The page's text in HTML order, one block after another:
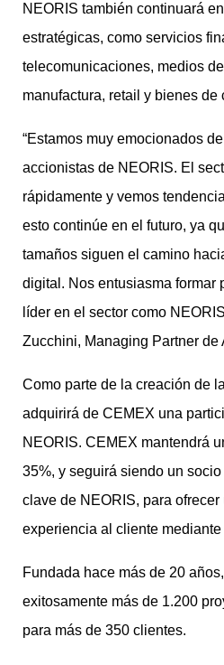
NEORIS también continuará
estratégicas, como servicios
telecomunicaciones, medios
manufactura, retail y bienes de
“Estamos muy emocionados
accionistas de NEORIS. El
rápidamente y vemos
esto continúe en el futuro, ya
tamaños siguen el camino
digital. Nos entusiasma formar
líder en el sector como
Zucchini, Managing Partner de
Como parte de la creación de
adquirirá de CEMEX una
NEORIS. CEMEX mantendrá
35%, y seguirá siendo un
clave de NEORIS, para
experiencia al cliente
Fundada hace más de 20
exitosamente más de 1.200
para más de 350 clientes.